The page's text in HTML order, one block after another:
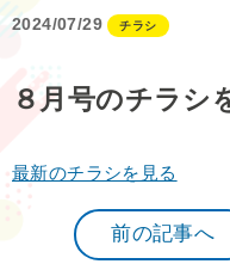
2024/07/29 チラシ
８月号のチラシ
最新のチラシを見る
前の記事へ